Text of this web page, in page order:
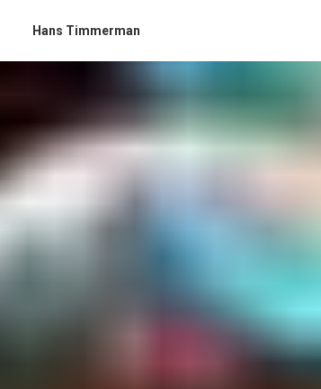
Hans Timmerman